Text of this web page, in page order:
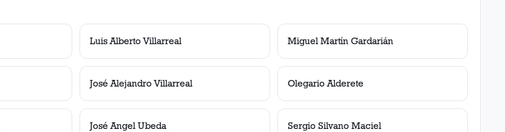
Luis Alberto Villarreal Miguel Martín Gardarián
José Alejandro Villarreal Olegario Alderete
José Angel Ubeda
Sergio Silvano Maciel